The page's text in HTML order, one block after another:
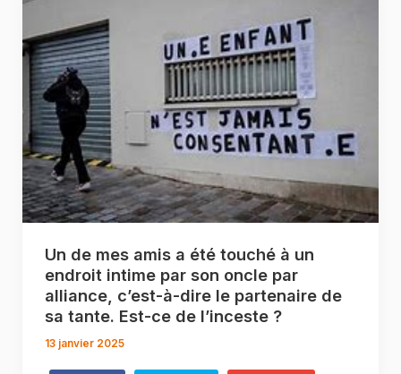
Un de mes amis a été touché à un
endroit intime par son oncle par
alliance, c’est-à-dire le partenaire de
sa tante. Est-ce de l’inceste ?
13 janvier 2025